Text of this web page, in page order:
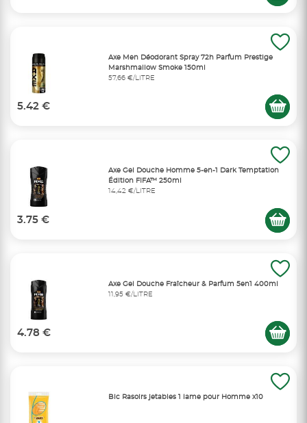
Axe Men Déodorant Spray 72h Parfum Prestige
Marshmallow Smoke 150ml
57,66 €/LITRE
5.42 €
Axe Gel Douche Homme 5-en-1 Dark Temptation
Édition FIFA™ 250ml
14,42 €/LITRE
3.75 €
Axe Gel Douche Fraîcheur & Parfum 5en1 400ml
11,95 €/LITRE
4.78 €
Bic Rasoirs jetables 1 lame pour Homme x10